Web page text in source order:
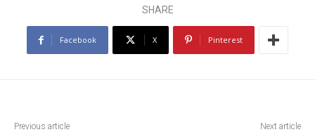
SHARE
Facebook X Pinterest
Previous article
Next article